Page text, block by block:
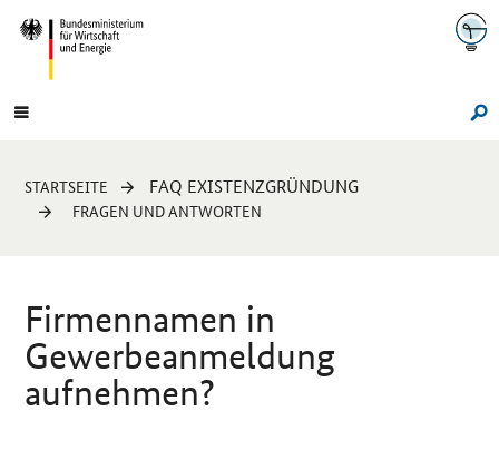
Navigation
Hauptmenü
Sie
sind
STARTSEITE FAQ EXISTENZGRÜNDUNG
FRAGEN UND ANTWORTEN
Firmennamen in
Gewerbeanmeldung
aufnehmen?